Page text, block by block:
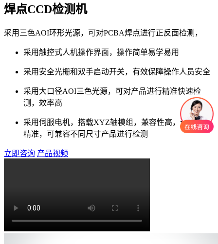
焊点CCD检测机
采用三色AOI环形光源，可对PCBA焊点进行正反面检测，
采用触控式人机操作界面，操作简单易学易用
采用安全光栅和双手启动开关，有效保障操作人员安全
采用大口径AOI三色光源，可对产品进行精准快速检
测，效率高
采用伺服电机，搭载XYZ轴模组，兼容性高，运动控制
精准，可兼容不同尺寸产品进行检测
立即咨询 产品视频